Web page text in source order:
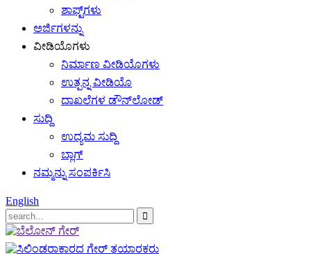
ಶಾಫ್ಟ್‌ಗಳು
ಅರ್ಜಿಗಳನ್ನು
ವೀಡಿಯೊಗಳು
ನಿರ್ಮಾಣ ವೀಡಿಯೊಗಳು
ಉತ್ಪನ್ನ ವೀಡಿಯೊ
ದಾಖಲೆಗಳ ಡೌನ್‌ಲೋಡ್
ಸುದ್ದಿ
ಉದ್ಯಮ ಸುದ್ದಿ
ಬ್ಲಾಗ್
ನಮ್ಮನ್ನು ಸಂಪರ್ಕಿಸಿ
English